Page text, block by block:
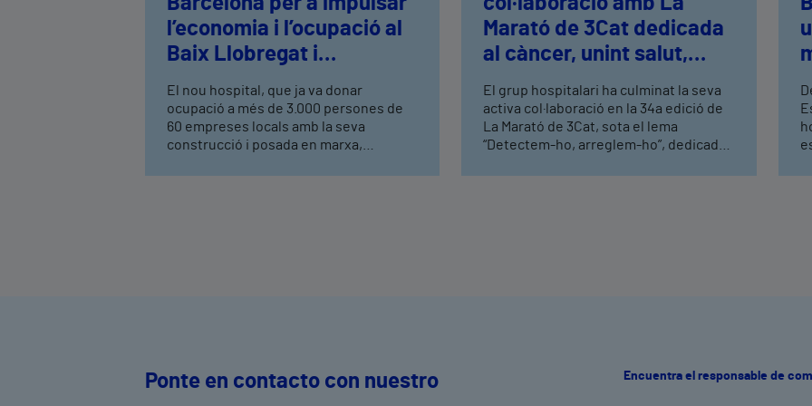
l’economia i l’ocupació al
Baix Llobregat i
l'Hospitalet
El nou hospital, que ja va donar
ocupació a més de 3.000 persones de
60 empreses locals amb la seva
construcció i posada en marxa,
Marató de 3Cat dedicada
al càncer, unint salut,
esport i recerca
El grup hospitalari ha culminat la seva
activa col·laboració en la 34a edició de
La Marató de 3Cat, sota el lema
“Detectem-ho, arreglem-ho”, dedicada
salut, la promoció d'hàbits de vida
Ponte en contacto con nuestro Encuentra el responsable de